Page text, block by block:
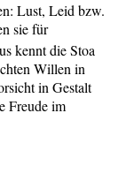
Lust, Leid bzw.
sie für
kennt die Stoa
Willen in
in Gestalt
Freude im